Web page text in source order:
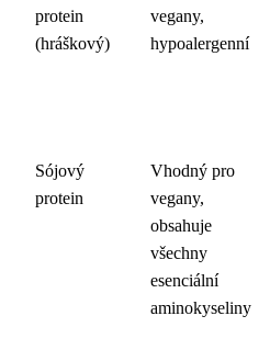
protein
(hráškový)
vegany,
hypoalergenní
Sójový
protein
Vhodný pro
vegany,
obsahuje
všechny
esenciální
aminokyseliny